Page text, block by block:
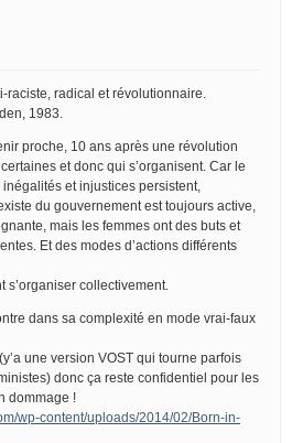
raciste, radical et révolutionnaire.
1983.
proche, 10 ans après une révolution
et donc qui s’organisent. Car le
et injustices persistent,
du gouvernement est toujours active,
mais les femmes ont des buts et
Et des modes d’actions différents
collectivement.
dans sa complexité en mode vrai-faux
une version VOST qui tourne parfois
donc ça reste confidentiel pour les
dommage !
wp-content/uploads/2014/02/Born-in-